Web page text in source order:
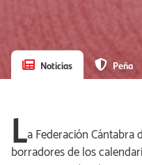
Noticias Peña
La Federación
borradores de los